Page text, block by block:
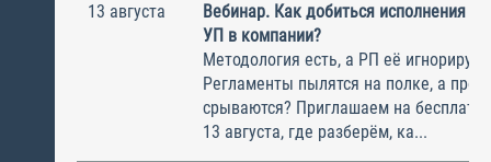
13 августа
Вебинар. Как добиться исполнения
УП в компании?
Методология есть, а РП её
Регламенты пылятся на полке, а
срываются? Приглашаем на
13 августа, где разберём, ка...